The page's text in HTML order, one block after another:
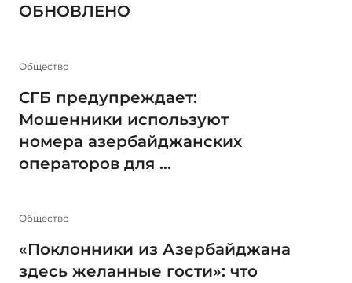
ОБНОВЛЕНО
Общество
СГБ предупреждает:
Мошенники используют
номера азербайджанских
операторов для ...
Общество
«Поклонники из Азербайджана
здесь желанные гости»: что